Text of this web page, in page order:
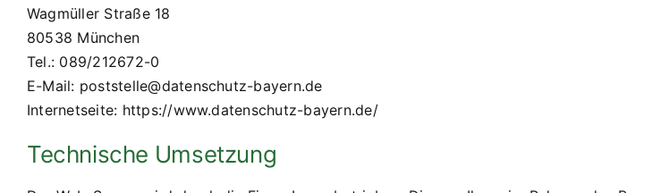
Wagmüller Straße 18
80538 München
Tel.: 089/212672-0
E-Mail: poststelle@datenschutz-bayern.de
Internetseite: https://www.datenschutz-bayern.de/
Technische Umsetzung